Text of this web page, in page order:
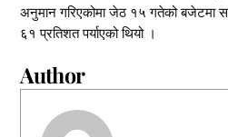
अनुमान गरिएकोमा जेठ १५ गतेको बजेटमा
६१ प्रतिशत पर्याएको थियो ।
Author